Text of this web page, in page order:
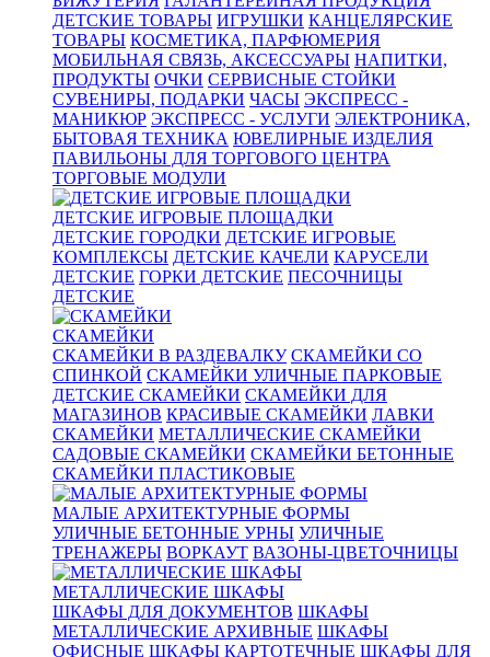
ДЕТСКИЕ ТОВАРЫ ИГРУШКИ КАНЦЕЛЯРСКИЕ
ТОВАРЫ КОСМЕТИКА, ПАРФЮМЕРИЯ
МОБИЛЬНАЯ СВЯЗЬ, АКСЕССУАРЫ НАПИТКИ,
ПРОДУКТЫ ОЧКИ СЕРВИСНЫЕ СТОЙКИ
СУВЕНИРЫ, ПОДАРКИ ЧАСЫ ЭКСПРЕСС -
МАНИКЮР ЭКСПРЕСС - УСЛУГИ ЭЛЕКТРОНИКА,
БЫТОВАЯ ТЕХНИКА ЮВЕЛИРНЫЕ ИЗДЕЛИЯ
ПАВИЛЬОНЫ ДЛЯ ТОРГОВОГО ЦЕНТРА
ТОРГОВЫЕ МОДУЛИ
ДЕТСКИЕ ИГРОВЫЕ ПЛОЩАДКИ
ДЕТСКИЕ ГОРОДКИ ДЕТСКИЕ ИГРОВЫЕ
КОМПЛЕКСЫ ДЕТСКИЕ КАЧЕЛИ КАРУСЕЛИ
ДЕТСКИЕ ГОРКИ ДЕТСКИЕ ПЕСОЧНИЦЫ
ДЕТСКИЕ
СКАМЕЙКИ
СКАМЕЙКИ В РАЗДЕВАЛКУ СКАМЕЙКИ СО
СПИНКОЙ СКАМЕЙКИ УЛИЧНЫЕ ПАРКОВЫЕ
ДЕТСКИЕ СКАМЕЙКИ СКАМЕЙКИ ДЛЯ
МАГАЗИНОВ КРАСИВЫЕ СКАМЕЙКИ ЛАВКИ
СКАМЕЙКИ МЕТАЛЛИЧЕСКИЕ СКАМЕЙКИ
САДОВЫЕ СКАМЕЙКИ СКАМЕЙКИ БЕТОННЫЕ
СКАМЕЙКИ ПЛАСТИКОВЫЕ
МАЛЫЕ АРХИТЕКТУРНЫЕ ФОРМЫ
УЛИЧНЫЕ БЕТОННЫЕ УРНЫ УЛИЧНЫЕ
ТРЕНАЖЕРЫ ВОРКАУТ ВАЗОНЫ-ЦВЕТОЧНИЦЫ
МЕТАЛЛИЧЕСКИЕ ШКАФЫ
ШКАФЫ ДЛЯ ДОКУМЕНТОВ ШКАФЫ
МЕТАЛЛИЧЕСКИЕ АРХИВНЫЕ ШКАФЫ
ОФИСНЫЕ ШКАФЫ КАРТОТЕЧНЫЕ ШКАФЫ ДЛЯ